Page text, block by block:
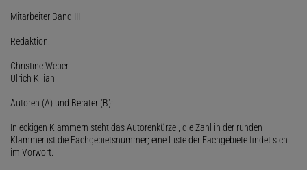
Mitarbeiter Band III
Redaktion:
Christine Weber
Ulrich Kilian
Autoren (A) und Berater (B):
In eckigen Klammern steht das Autorenkürzel, die Zahl in der runden
Klammer ist die Fachgebietsnummer; eine Liste der Fachgebiete findet sich
im Vorwort.